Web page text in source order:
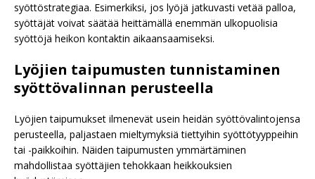
syöttöstrategiaa. Esimerkiksi, jos lyöjä jatkuvasti vetää palloa,
syöttäjät voivat säätää heittämällä enemmän ulkopuolisia
syöttöjä heikon kontaktin aikaansaamiseksi.
Lyöjien taipumusten tunnistaminen
syöttövalinnan perusteella
Lyöjien taipumukset ilmenevät usein heidän syöttövalintojensa
perusteella, paljastaen mieltymyksiä tiettyihin syöttötyyppeihin
tai -paikkoihin. Näiden taipumusten ymmärtäminen
mahdollistaa syöttäjien tehokkaan heikkouksien